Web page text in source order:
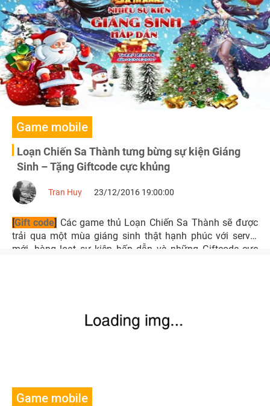
Game mobile
Loạn Chiến Sa Thành tưng bừng sự kiện Giáng
Sinh – Tặng Giftcode cực khủng
Tran Huy 23/12/2016 19:00:00
[Gift code] Các game thủ Loạn Chiến Sa Thành sẽ được
trải qua một mùa giáng sinh thật hạnh phúc với server
mới, hàng loạt sự kiện hấp dẫn và những Giftcode cực
Game mobile